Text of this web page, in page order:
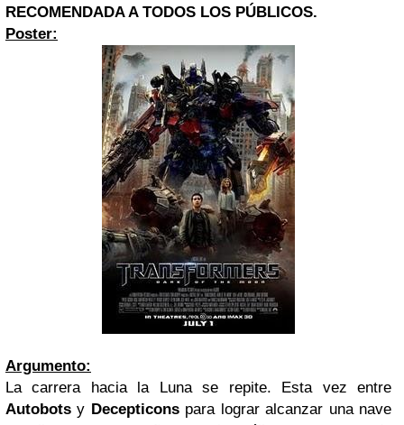
RECOMENDADA A TODOS LOS PÚBLICOS.
Poster:
Argumento:
La carrera hacia la Luna se repite. Esta vez entre
Autobots y Decepticons para lograr alcanzar una nave